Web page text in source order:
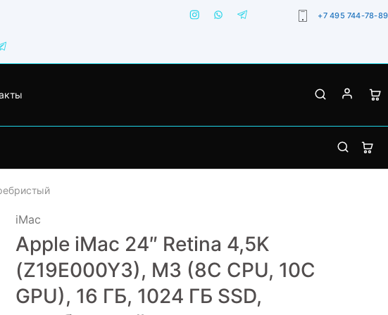
+7 495 744-78-89
iMac
Apple iMac 24″ Retina 4,5K
(Z19E000Y3), M3 (8C CPU, 10C
GPU), 16 ГБ, 1024 ГБ SSD,